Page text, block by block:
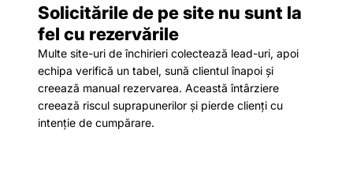
Solicitările de pe site nu sunt la
fel cu rezervările
Multe site-uri de închirieri colectează lead-uri, apoi
echipa verifică un tabel, sună clientul înapoi și
creează manual rezervarea. Această întârziere
creează riscul suprapunerilor și pierde clienți cu
intenție de cumpărare.